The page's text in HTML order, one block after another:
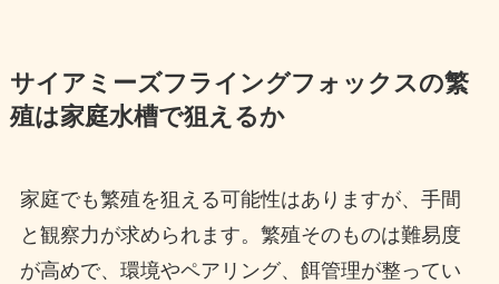
サイアミーズフライングフォックスの繁
殖は家庭水槽で狙えるか
家庭でも繁殖を狙える可能性はありますが、手間
と観察力が求められます。繁殖そのものは難易度
が高めで、環境やペアリング、餌管理が整ってい